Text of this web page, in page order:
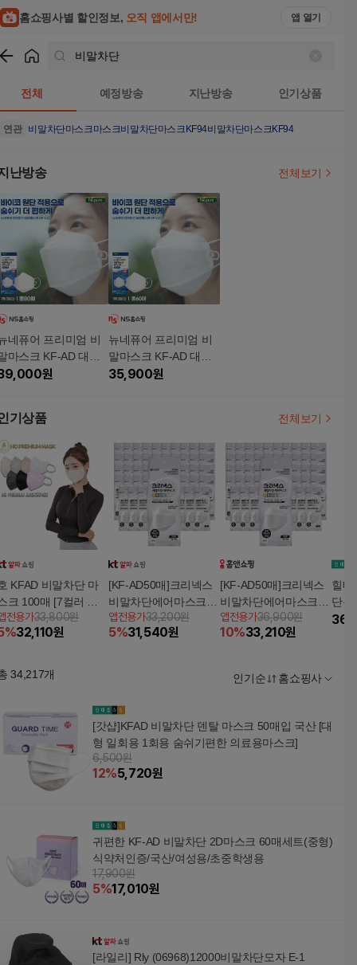
홈쇼핑사별 할인정보, 오직 앱에서만! 앱 열기
전체 예정방송 지난방송 인기상품
연관 비말차단마스크마스크비말차단마스크KF94비말차단마스크KF94
난방송 전체보기
네퓨어 프리미엄 비
마스크 KF-AD 대형
매 (화이트)5%쿠폰
원
뉴네퓨어 프리미엄 비
말마스크 KF-AD 대형
60매 (화이트)5%쿠폰
35,900원
기상품 전체보기
KFAD 비말차단 마
크 100매 [7컬러 중
1]
전용가33,800원
%32,110원
[KF-AD50매]크리넥스
비말차단에어마스크
(대형)(흰색)
앱전용가33,200원
5%31,540원
[KF-AD50매]크리넥스
비말차단에어마스크
(대형)(흰색)
앱전용가36,900원
10%33,210원
힐메
단용
입
34,217개 인기순 홈쇼핑사
[갓샵]KFAD 비말차단 덴탈 마스크 50매입 국산 [대
형 일회용 1회용 숨쉬기편한 의료용마스크]
6,500원
12%5,720원
귀편한 KF-AD 비말차단 2D마스크 60매세트(중형)
식약처인증/국산/여성용/초중학생용
17,900원
5%17,010원
[라일리] Rly (06968)12000비말차단모자 E-1